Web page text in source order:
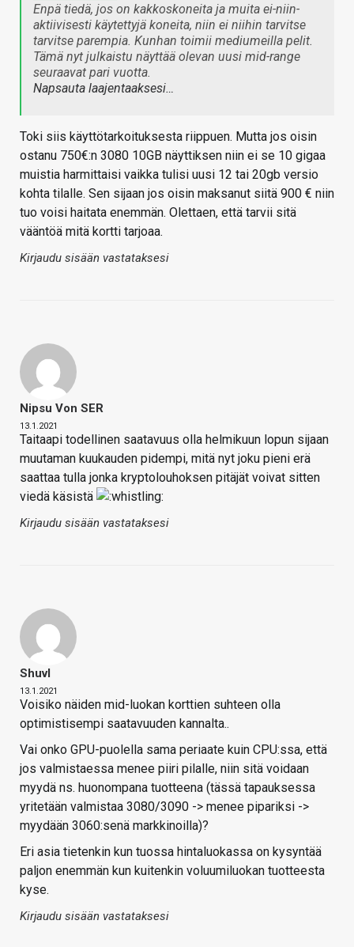
Enpä tiedä, jos on kakkoskoneita ja muita ei-niin-
aktiivisesti käytettyjä koneita, niin ei niihin tarvitse
tarvitse parempia. Kunhan toimii mediumeilla pelit.
Tämä nyt julkaistu näyttää olevan uusi mid-range
seuraavat pari vuotta.
Napsauta laajentaaksesi…
Toki siis käyttötarkoituksesta riippuen. Mutta jos oisin
ostanu 750€:n 3080 10GB näyttiksen niin ei se 10 gigaa
muistia harmittaisi vaikka tulisi uusi 12 tai 20gb versio
kohta tilalle. Sen sijaan jos oisin maksanut siitä 900 € niin
tuo voisi haitata enemmän. Olettaen, että tarvii sitä
vääntöä mitä kortti tarjoaa.
Kirjaudu sisään vastataksesi
Nipsu Von SER
13.1.2021
Taitaapi todellinen saatavuus olla helmikuun lopun sijaan
muutaman kuukauden pidempi, mitä nyt joku pieni erä
saattaa tulla jonka kryptolouhoksen pitäjät voivat sitten
viedä käsistä
Kirjaudu sisään vastataksesi
Shuvl
13.1.2021
Voisiko näiden mid-luokan korttien suhteen olla
optimistisempi saatavuuden kannalta..
Vai onko GPU-puolella sama periaate kuin CPU:ssa, että
jos valmistaessa menee piiri pilalle, niin sitä voidaan
myydä ns. huonompana tuotteena (tässä tapauksessa
yritetään valmistaa 3080/3090 -> menee pipariksi ->
myydään 3060:senä markkinoilla)?
Eri asia tietenkin kun tuossa hintaluokassa on kysyntää
paljon enemmän kun kuitenkin voluumiluokan tuotteesta
kyse.
Kirjaudu sisään vastataksesi